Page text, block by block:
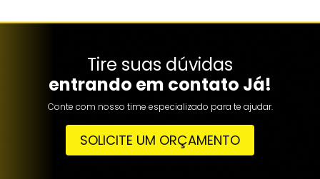
Tire suas dúvidas
entrando em contato Já!
Conte com nosso time especializado para te ajudar.
SOLICITE UM ORÇAMENTO